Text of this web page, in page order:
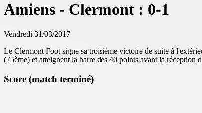
Amiens - Clermont : 0-1
Vendredi 31/03/2017
Le Clermont Foot signe sa troisième victoire de suite à
(75ème) et atteignent la barre des 40 points avant la réception
Score (match terminé)